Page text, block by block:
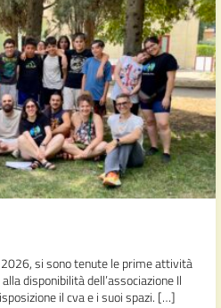
si sono tenute le prime attività
disponibilità dell’associazione Il
il cva e i suoi spazi. […]